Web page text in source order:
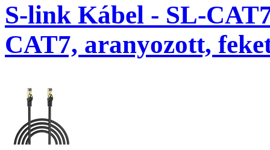
S-link Kábel - SL-
CAT7, aranyozott,